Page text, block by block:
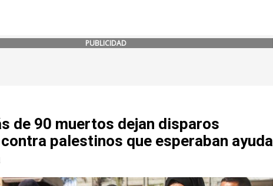
PUBLICIDAD
de 90 muertos dejan disparos
palestinos que esperaban ayuda